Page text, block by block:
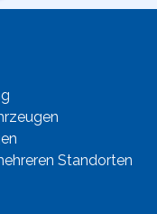
Standorten